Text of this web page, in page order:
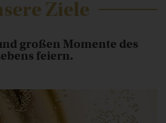
Ziele
großen Momente des
feiern.